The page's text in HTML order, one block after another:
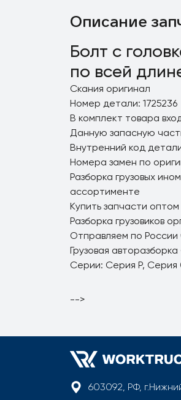
Описание
Болт с
по всей
Скания оригинал
Номер детали: 1725236
В комплект товара
Данную запасную
Внутренний код
Номера замен по
Разборка грузовых
ассортименте
Купить запчасти
Разборка грузовиков
Отправляем по
Грузовая
Серии: Серия P, Серия
-->
603092, РФ,